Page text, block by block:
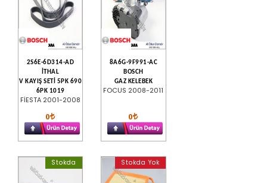
2S6E-6D314-AD
İTHAL
V KAYIŞ SETİ 5PK 690
6PK 1019
FİESTA 2001-2008
0
8A6G-9F991-AC
BOSCH
GAZ KELEBEK
FOCUS 2008-2011
0
Stokda Stokda Yok